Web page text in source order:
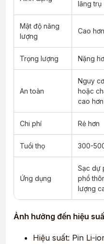
lăng trụ
Mật độ năng
lượng
Cao hơn
Trọng lượng Nặng
An toàn
Nguy
hoặc
cao hơn
Chi phí Rẻ hơn
Tuổi thọ 300-
Ứng dụng
Sạc dự
phổ
lượng
Ảnh hưởng đến hiệu
Hiệu suất: Pin Li-